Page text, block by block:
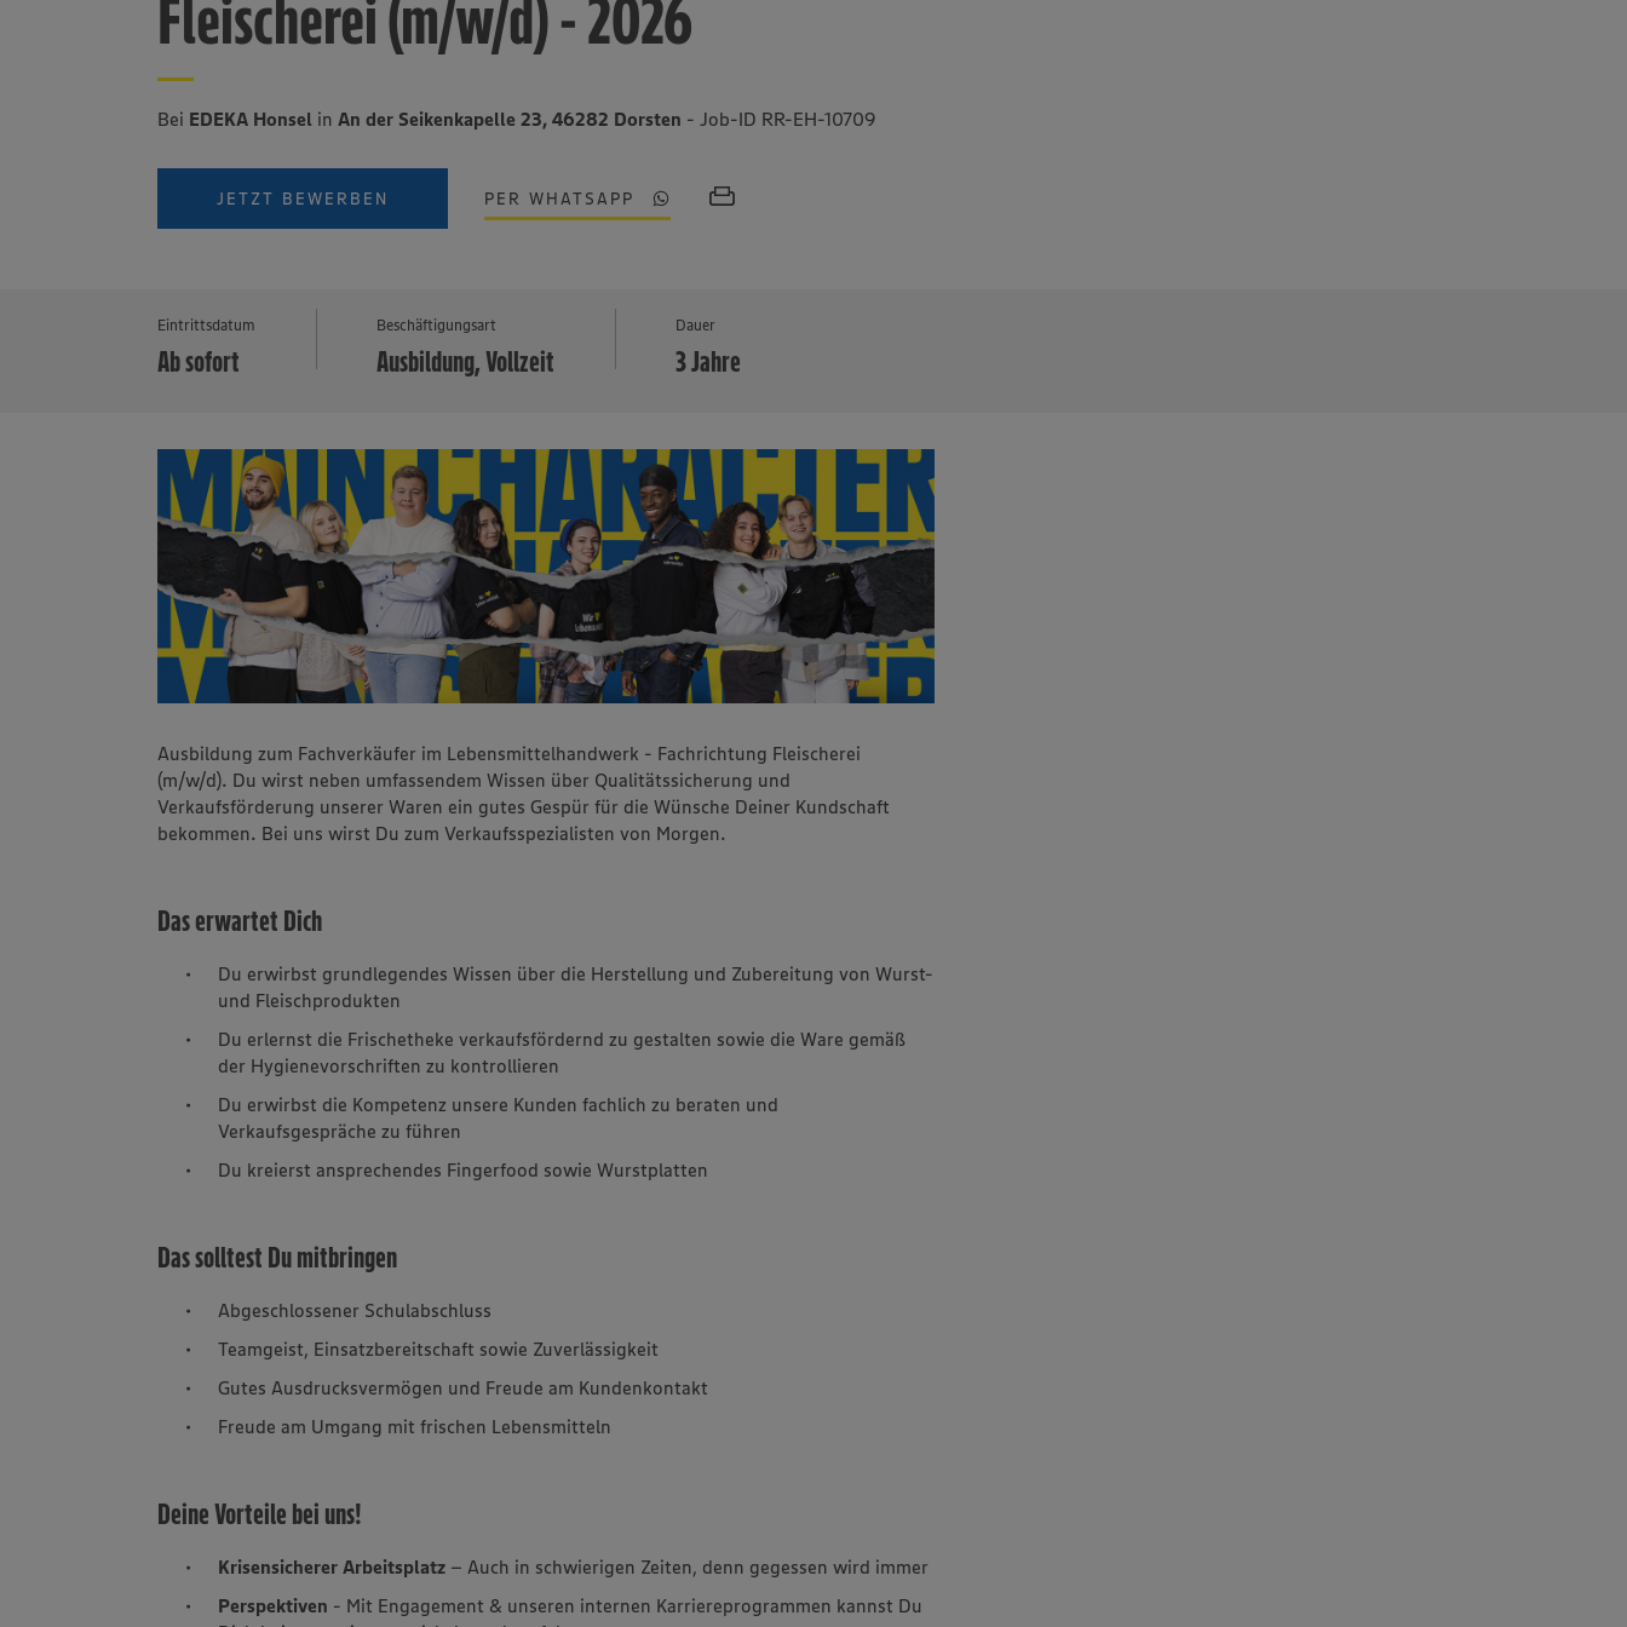
Fleischerei (m/w/d) - 2026
Bei EDEKA Honsel inAn der Seikenkapelle 23, 46282 Dorsten - Job-ID RR-EH-10709
JETZT BEWERBEN PER WHATSAPP
Eintrittsdatum
Ab sofort
Beschäftigungsart
Ausbildung, Vollzeit
Dauer
3 Jahre
Ausbildung zum Fachverkäufer im Lebensmittelhandwerk - Fachrichtung Fleischerei
(m/w/d). Du wirst neben umfassendem Wissen über Qualitätssicherung und
Verkaufsförderung unserer Waren ein gutes Gespür für die Wünsche Deiner Kundschaft
bekommen. Bei uns wirst Du zum Verkaufsspezialisten von Morgen.
Das erwartet Dich
Du erwirbst grundlegendes Wissen über die Herstellung und Zubereitung von Wurst-
und Fleischprodukten
Du erlernst die Frischetheke verkaufsfördernd zu gestalten sowie die Ware gemäß
der Hygienevorschriften zu kontrollieren
Du erwirbst die Kompetenz unsere Kunden fachlich zu beraten und
Verkaufsgespräche zu führen
Du kreierst ansprechendes Fingerfood sowie Wurstplatten
Das solltest Du mitbringen
Abgeschlossener Schulabschluss
Teamgeist, Einsatzbereitschaft sowie Zuverlässigkeit
Gutes Ausdrucksvermögen und Freude am Kundenkontakt
Freude am Umgang mit frischen Lebensmitteln
Deine Vorteile bei uns!
Krisensicherer Arbeitsplatz – Auch in schwierigen Zeiten, denn gegessen wird immer
Perspektiven - Mit Engagement & unseren internen Karriereprogrammen kannst Du